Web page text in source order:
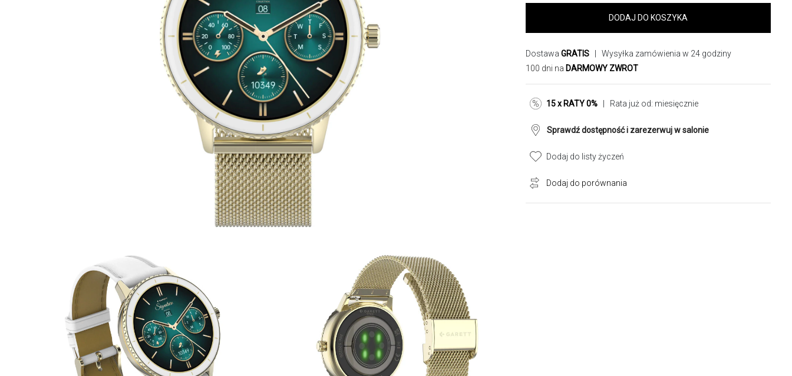
DODAJ DO KOSZYKA
Dostawa GRATIS | Wysyłka zamówienia w 24 godziny
100 dni na DARMOWY ZWROT
15 x RATY 0% | Rata już od: miesięcznie
Sprawdź dostępność i zarezerwuj w salonie
Dodaj do listy życzeń
Dodaj do porównania